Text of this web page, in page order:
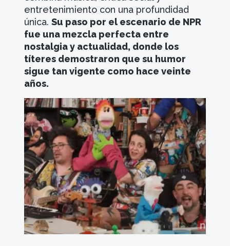
entretenimiento con una profundidad
única.Su paso por el escenario de NPR
fue una mezcla perfecta entre
nostalgia y actualidad, donde los
títeres demostraron que su humor
sigue tan vigente como hace veinte
años.